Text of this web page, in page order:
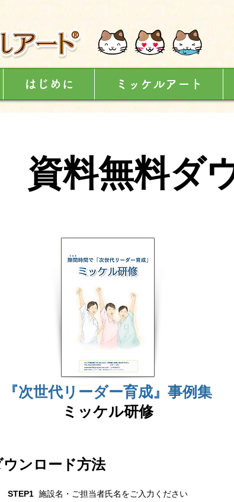
はじめに ミッケルアート
資料無料ダ
『次世代リーダー育成』事例集
​ミッケル研修
STEP1 施設名・ご担当者氏名をご入力ください
ウンロード方法